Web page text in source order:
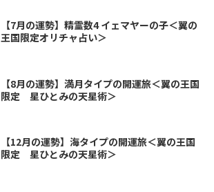
【7月の運勢】精霊数4 イェマヤーの子＜翼の
王国限定オリチャ占い＞
【8月の運勢】満月タイプの開運旅＜翼の王国
限定 星ひとみの天星術＞
【12月の運勢】海タイプの開運旅＜翼の王国
限定 星ひとみの天星術＞